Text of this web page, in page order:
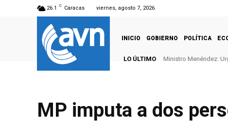
26.1 C Caracas viernes, agosto 7, 2026
INICIO GOBIERNO POLÍTICA
LO ÚLTIMO Ministro Menéndez:
MP imputa a dos